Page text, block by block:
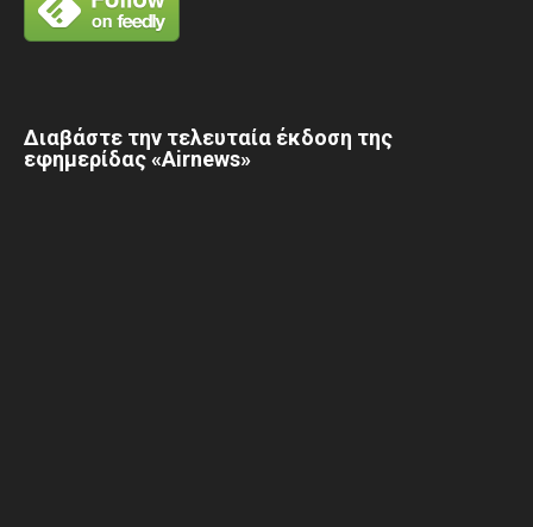
Διαβάστε την τελευταία έκδοση της
εφημερίδας «Airnews»